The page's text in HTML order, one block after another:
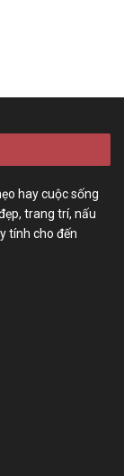
hay cuộc sống
trang trí, nấu
tính cho đến